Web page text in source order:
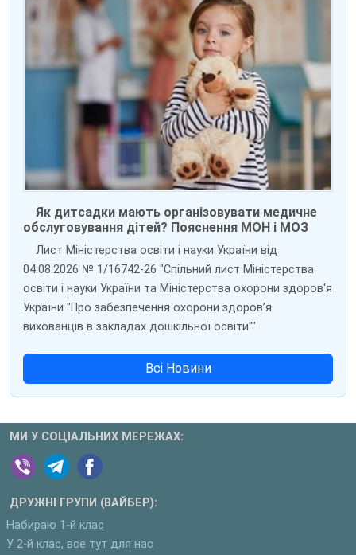
Як дитсадки мають організовувати медичне
обслуговування дітей? Пояснення МОН і МОЗ
Лист Міністерства освіти і науки України від
04.08.2026 № 1/16742-26 "Спільний лист Міністерства
освіти і науки України та Міністерства охорони здоров'я
України "Про забезпечення охорони здоров’я
вихованців в закладах дошкільної освіти""
Всі Новини
МИ У СОЦІАЛЬНИХ МЕРЕЖАХ:
ДРУЖНІ ГРУПИ (ВАЙБЕР):
Набираю 1-й клас
У 2-й клас, все тут для нас